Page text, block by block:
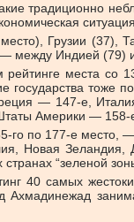
традиционно
Грузии
между Индией
места
государства
— 147-е,
Америки —
го по 177-е
Новая
“зеленой
40 самых